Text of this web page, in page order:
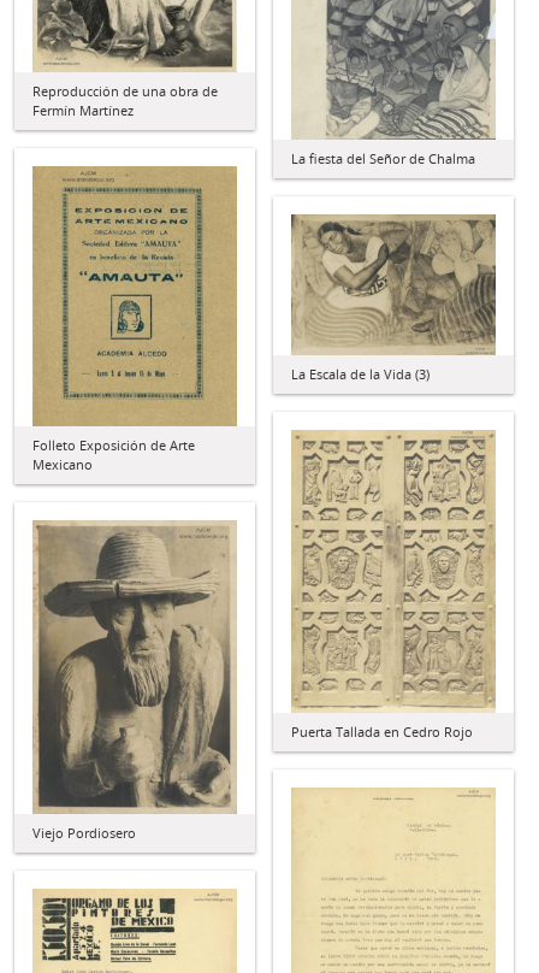
Reproducción de una obra de
Fermín Martínez
La fiesta del Señor de Chalma
Folleto Exposición de Arte
Mexicano
La Escala de la Vida (3)
Puerta Tallada en Cedro Rojo
Viejo Pordiosero